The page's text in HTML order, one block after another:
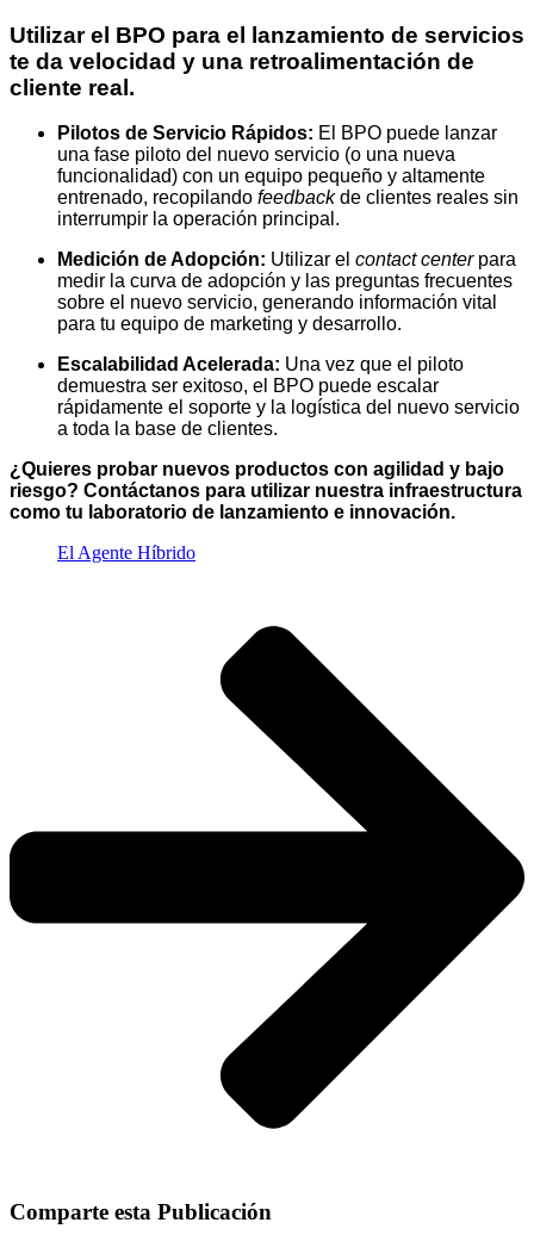
Utilizar el BPO para el lanzamiento de servicios
te da velocidad y una retroalimentación de
cliente real.
Pilotos de Servicio Rápidos: El BPO puede lanzar
una fase piloto del nuevo servicio (o una nueva
funcionalidad) con un equipo pequeño y altamente
entrenado, recopilando feedbackde clientes reales sin
interrumpir la operación principal.
Medición de Adopción: Utilizar el contact centerpara
medir la curva de adopción y las preguntas frecuentes
sobre el nuevo servicio, generando información vital
para tu equipo de marketing y desarrollo.
Escalabilidad Acelerada: Una vez que el piloto
demuestra ser exitoso, el BPO puede escalar
rápidamente el soporte y la logística del nuevo servicio
a toda la base de clientes.
¿Quieres probar nuevos productos con agilidad y bajo
riesgo? Contáctanos para utilizar nuestra infraestructura
como tu laboratorio de lanzamiento e innovación.
El Agente Híbrido
Comparte esta Publicación